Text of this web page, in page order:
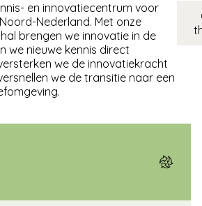
en innovatiecentrum voor
Nederland. Met onze
brengen we innovatie in de
we nieuwe kennis direct
we de innovatiekracht
we de transitie naar een